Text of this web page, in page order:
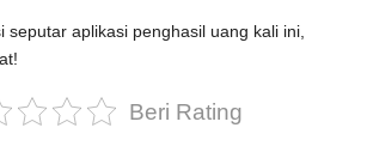
seputar aplikasi penghasil uang kali ini,
Beri Rating